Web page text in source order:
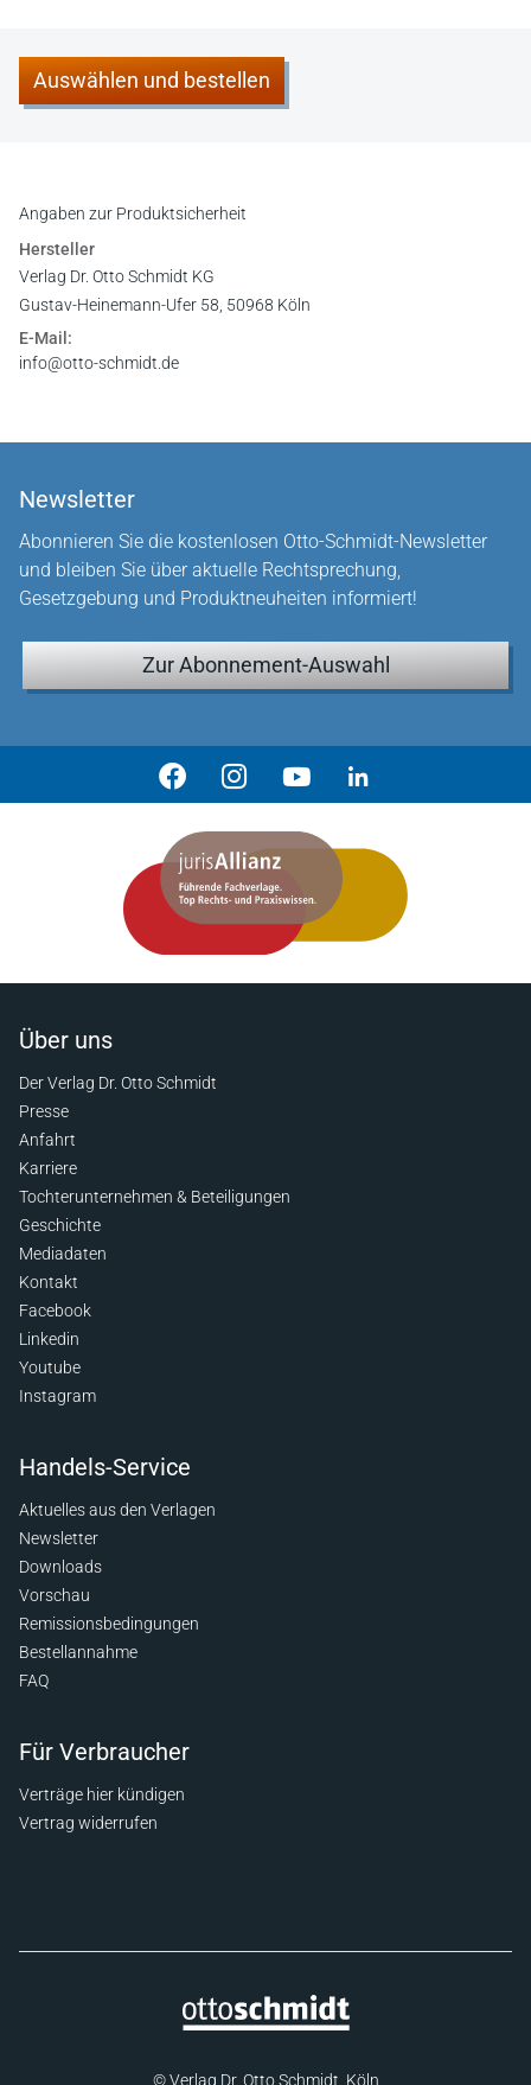
Auswählen und bestellen
Angaben zur Produktsicherheit
Hersteller
Verlag Dr. Otto Schmidt KG
Gustav-Heinemann-Ufer 58, 50968 Köln
E-Mail:
info@otto-schmidt.de
Newsletter
Abonnieren Sie die kostenlosen Otto-Schmidt-Newsletter
und bleiben Sie über aktuelle Rechtsprechung,
Gesetzgebung und Produktneuheiten informiert!
Zur Abonnement-Auswahl
Über uns
Der Verlag Dr. Otto Schmidt
Presse
Anfahrt
Karriere
Tochterunternehmen & Beteiligungen
Geschichte
Mediadaten
Kontakt
Facebook
Linkedin
Youtube
Instagram
Handels-Service
Aktuelles aus den Verlagen
Newsletter
Downloads
Vorschau
Remissionsbedingungen
Bestellannahme
FAQ
Für Verbraucher
Verträge hier kündigen
Vertrag widerrufen
© Verlag Dr. Otto Schmidt, Köln